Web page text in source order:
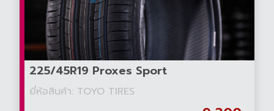
225/45R19 Proxes Sport
ยี่ห้อสินค้า: TOYO TIRES